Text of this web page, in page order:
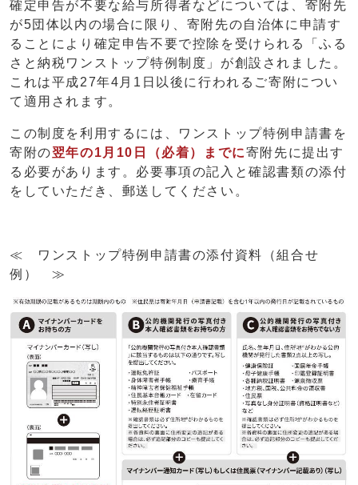
確定申告が不要な給与所得者などについては、寄附先
が5団体以内の場合に限り、寄附先の自治体に申請す
ることにより確定申告不要で控除を受けられる「ふる
さと納税ワンストップ特例制度」が創設されました。
これは平成27年4月1日以後に行われるご寄附につい
て適用されます。
この制度を利用するには、ワンストップ特例申請書を
寄附の翌年の1月10日（必着）までに寄附先に提出す
る必要があります。必要事項の記入と確認書類の添付
をしていただき、郵送してください。
≪ ワンストップ特例申請書の添付資料（組合せ
例） ≫